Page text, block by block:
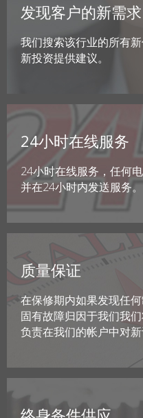
发现客户的新需求
我们搜索该行业的所有
新投资提供建议。
24小时在线服务
24小时在线服务，任何
并在24小时内发送服务。
质量保证
在保修期内如果发现任
固有故障归因于我们我
负责在我们的帐户中对新